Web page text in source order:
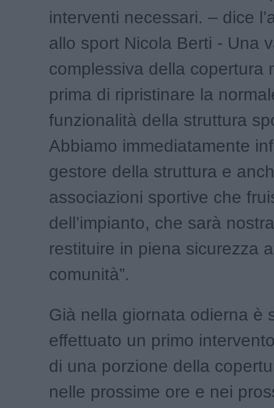
interventi necessari. – dice
allo sport Nicola Berti - Una
complessiva della copertura
prima di ripristinare la
funzionalità della struttura
Abbiamo immediatamente
gestore della struttura e
associazioni sportive che
dell’impianto, che sarà
restituire in piena sicurezza
comunità”.
Già nella giornata odierna è
effettuato un primo
di una porzione della
nelle prossime ore e nei